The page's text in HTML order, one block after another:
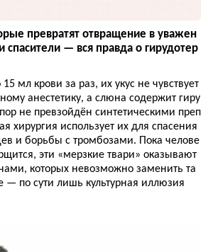
превратят отвращение в уважен
— вся правда о гирудотер
мл крови за раз, их укус не чувствует
анестетику, а слюна содержит гиру
не превзойдён синтетическими преп
хирургия использует их для спасения
и борьбы с тромбозами. Пока челове
эти «мерзкие твари» оказывают
которых невозможно заменить та
— по сути лишь культурная иллюзия